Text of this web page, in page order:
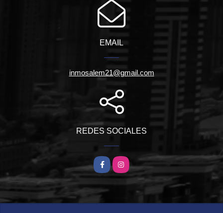
EMAIL
inmosalem21@gmail.com
REDES SOCIALES
FacebookInstagram